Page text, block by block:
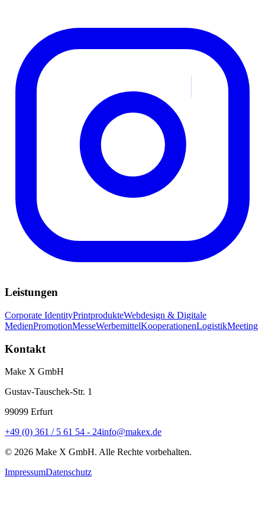
Leistungen
Corporate IdentityPrintprodukteWebdesign & Digitale
MedienPromotionMesseWerbemittelKooperationenLogistikMeeting
Kontakt
Make X GmbH
Gustav-Tauschek-Str. 1
99099 Erfurt
+49 (0) 361 / 5 61 54 - 24info@makex.de
© 2026 Make X GmbH. Alle Rechte vorbehalten.
ImpressumDatenschutz